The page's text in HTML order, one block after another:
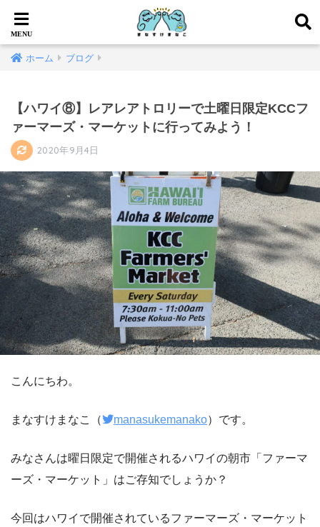
ホーム ブログ
【ハワイ⑧】レアレアトロリーで土曜日限定KCCフ
ァーマーズ・マーケットに行ってみよう！
2020年9月4日
こんにちわ。
まなすけまなこ（ manasukemanako）です。
みなさんは曜日限定で開催されるハワイの朝市「ファーマ
ーズ・マーケット」はご存知でしょうか？
今回はハワイで開催されているファーマーズ・マーケット